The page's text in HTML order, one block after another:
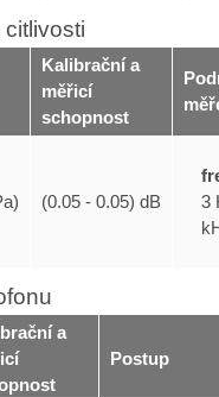
Kalibrační a
měřicí
schopnost
(0.05 - 0.05) dB
3
a
Postup